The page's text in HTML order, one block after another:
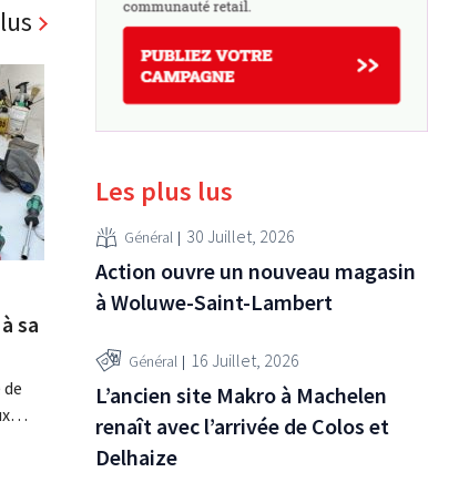
sa
Les plus lus
Général 30 Juillet, 2026
Action ouvre un nouveau magasin
à Woluwe-Saint-Lambert
Général 16 Juillet, 2026
L’ancien site Makro à Machelen
renaît avec l’arrivée de Colos et
Delhaize